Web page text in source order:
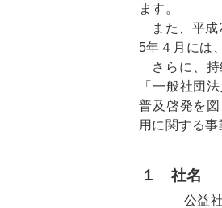
ます。
また、平
5年４月には
さらに、
「一般社団
普及啓発を
用に関する
１ 社名
公益